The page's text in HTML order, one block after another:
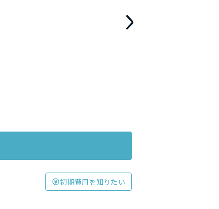
初期費用を知りたい